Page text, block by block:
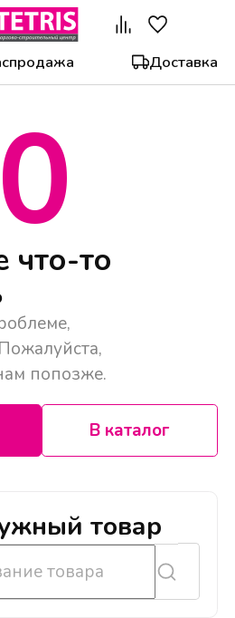
Доставка
что-то
попозже.
В каталог
товар